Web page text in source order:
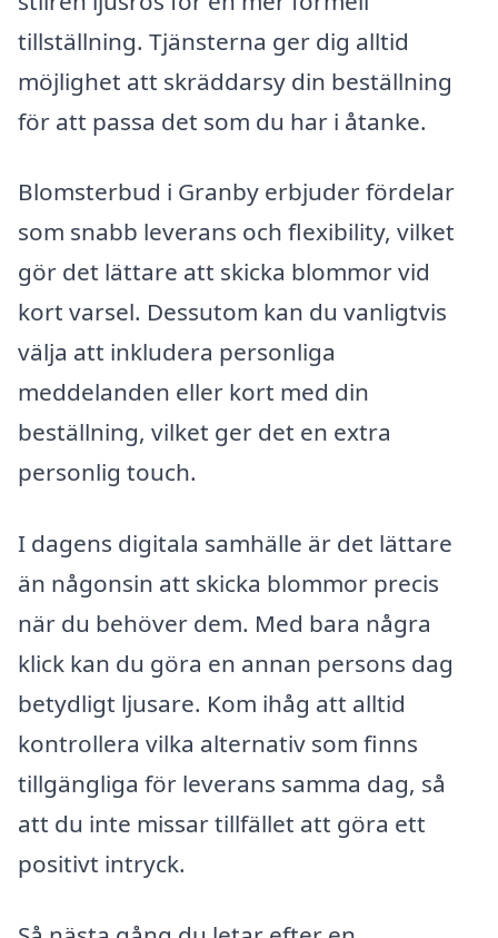
tillställning. Tjänsterna ger dig alltid
möjlighet att skräddarsy din beställning
för att passa det som du har i åtanke.
Blomsterbud i Granby erbjuder fördelar
som snabb leverans och flexibility, vilket
gör det lättare att skicka blommor vid
kort varsel. Dessutom kan du vanligtvis
välja att inkludera personliga
meddelanden eller kort med din
beställning, vilket ger det en extra
personlig touch.
I dagens digitala samhälle är det lättare
än någonsin att skicka blommor precis
när du behöver dem. Med bara några
klick kan du göra en annan persons dag
betydligt ljusare. Kom ihåg att alltid
kontrollera vilka alternativ som finns
tillgängliga för leverans samma dag, så
att du inte missar tillfället att göra ett
positivt intryck.